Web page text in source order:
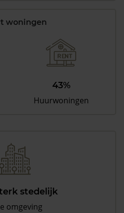
woningen
43%
Huurwoningen
stedelijk
omgeving